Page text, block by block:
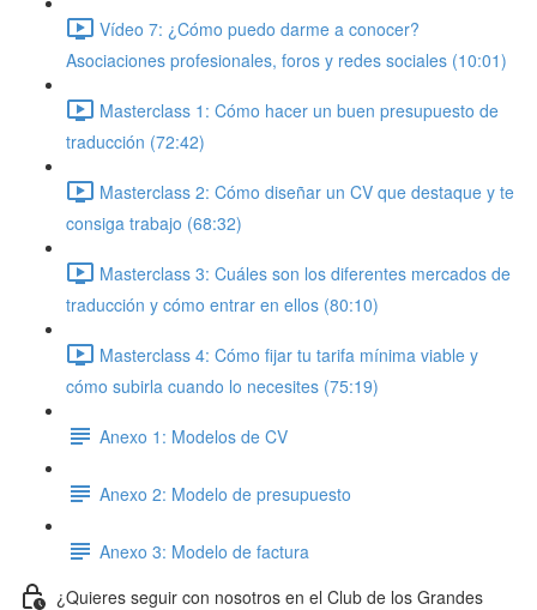
Vídeo 7: ¿Cómo puedo darme a conocer?
Asociaciones profesionales, foros y redes sociales (10:01)
Masterclass 1: Cómo hacer un buen presupuesto de
traducción (72:42)
Masterclass 2: Cómo diseñar un CV que destaque y te
consiga trabajo (68:32)
Masterclass 3: Cuáles son los diferentes mercados de
traducción y cómo entrar en ellos (80:10)
Masterclass 4: Cómo fijar tu tarifa mínima viable y
cómo subirla cuando lo necesites (75:19)
Anexo 1: Modelos de CV
Anexo 2: Modelo de presupuesto
Anexo 3: Modelo de factura
¿Quieres seguir con nosotros en el Club de los Grandes